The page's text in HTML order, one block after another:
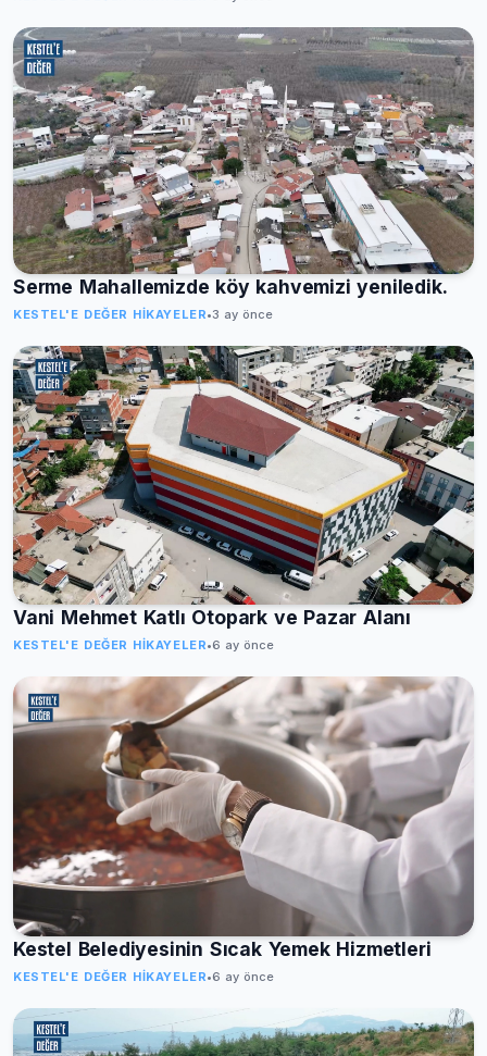
Serme Mahallemizde köy kahvemizi yeniledik.
KESTEL'E DEĞER HIKAYELER•3 ay önce
Vani Mehmet Katlı Otopark ve Pazar Alanı
KESTEL'E DEĞER HIKAYELER•6 ay önce
Kestel Belediyesinin Sıcak Yemek Hizmetleri
KESTEL'E DEĞER HIKAYELER•6 ay önce